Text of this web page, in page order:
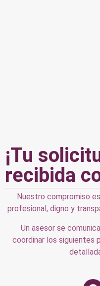
¡Tu
recibida
Nuestro compromiso
profesional, digno y
Un asesor se
coordinar los siguientes